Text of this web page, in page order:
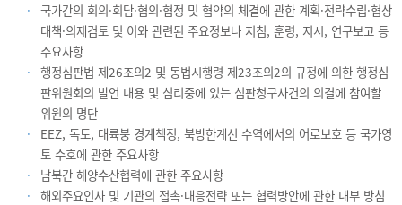
국가간의 회의·회담·협의·협정 및 협약의 체결에 관한 계획·전략수립·협상
대책·의제검토 및 이와 관련된 주요정보나 지침, 훈령, 지시, 연구보고 등
주요사항
행정심판법 제26조의2 및 동법시행령 제23조의2의 규정에 의한 행정심
판위원회의 발언 내용 및 심리중에 있는 심판청구사건의 의결에 참여할
위원의 명단
EEZ, 독도, 대륙붕 경계책정, 북방한계선 수역에서의 어로보호 등 국가영
토 수호에 관한 주요사항
남북간 해양수산협력에 관한 주요사항
해외주요인사 및 기관의 접촉·대응전략 또는 협력방안에 관한 내부 방침